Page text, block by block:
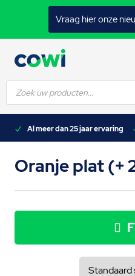
Producten
zoeken
Al meer dan 25 jaar ervaring
Oranje plat (+
Vraag hier onze